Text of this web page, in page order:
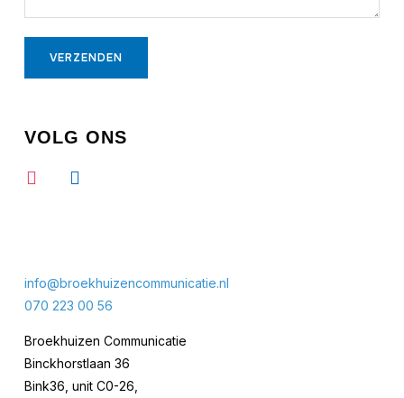
VOLG ONS
info@broekhuizencommunicatie.nl
070 223 00 56
Broekhuizen Communicatie
Binckhorstlaan 36
Bink36, unit C0-26,